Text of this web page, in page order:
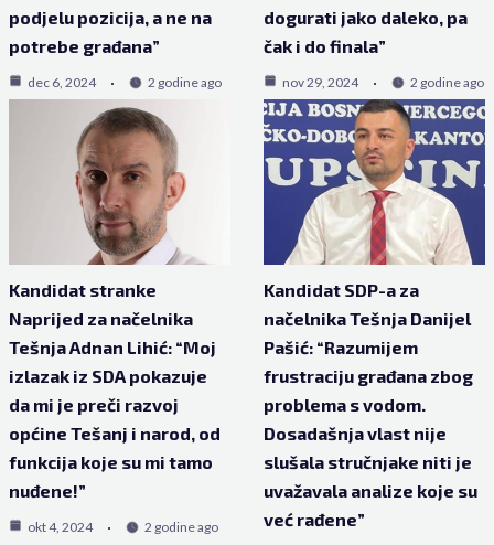
podjelu pozicija, a ne na
potrebe građana”
dec 6, 2024 2 godine ago
dogurati jako daleko, pa
čak i do finala”
nov 29, 2024 2 godine ago
Kandidat stranke
Naprijed za načelnika
Tešnja Adnan Lihić: “Moj
izlazak iz SDA pokazuje
da mi je preči razvoj
općine Tešanj i narod, od
funkcija koje su mi tamo
nuđene!”
okt 4, 2024 2 godine ago
Kandidat SDP-a za
načelnika Tešnja Danijel
Pašić: “Razumijem
frustraciju građana zbog
problema s vodom.
Dosadašnja vlast nije
slušala stručnjake niti je
uvažavala analize koje su
već rađene”